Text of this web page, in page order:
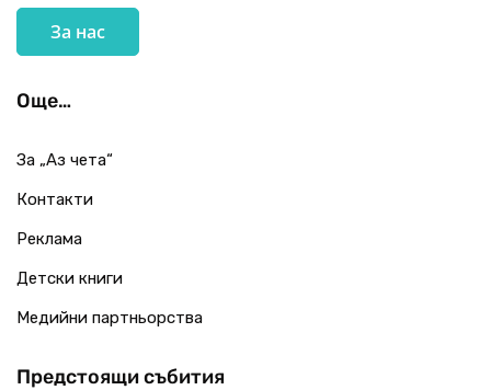
За нас
Още…
За „Аз чета“
Контакти
Реклама
Детски книги
Медийни партньорства
Предстоящи събития